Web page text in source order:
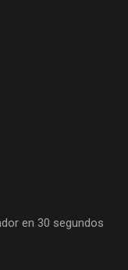
en 30 segundos